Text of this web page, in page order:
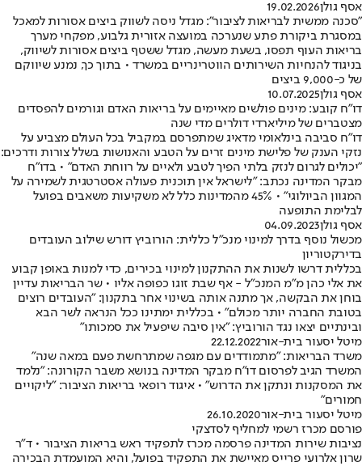
אסף גולן19.02.2026
"סכנה ממשית לבריאות לציבור": מגדל ניסה לשווק ביצים אסורות למאכל
במסגרת ביקורת פתע שנערכה במועצה אזורית גלבוע, מפקחי מערך
בריאות העוף תפסו, בשעת מעשה, מגדל ששטף ביצים אסורות לשיווק,
בניגוד להנחיות השירותים הווטרינריים במשרד • בתוך כך, נמנע שיווקם
של כ-9,000 ביצים
אסף גולן10.07.2025
דו"ח קובע: מינים פולשים מאיימים על בריאות האדם וגורמים להפסדים
מצטברים של מיליארדי דולרים מדי שנה
דו"ח סביבה בינלאומי מדאיג שמתפרסם במקביל בכל העולם מצביע על
נזקי הענק של פלישת מינים זרים על הטבע והאנושות בשלל צורות ודרכים:
"יכולים לגרום לנזק בלתי הפיך לטבע ולאיים על רווחת האדם" • בדו"ח
מבקר המדינה נכתב: "לישראל אין תוכנית פעולה אסטרטגית לשמירה על
המגוון הביולוגי" • 45% מהמדינות כלל לא משקיעות משאבים בפועל
לבלימת התופעה
אסף גולן04.09.2023
מכשול נוסף בדרך למינוי מנכ"ל כללית: הורוביץ דורש שילוב העובדים
בדירקטוריון
בכללית דרשו לשנות את ההתקנון למינוי בכירים, כדי למנות באופן קבוע
את אלי כהן מ"מ המנכ"ל - אף שבת זוגו כפופה אליו • שר הבריאות עדיין
בוחן את הבקשה, אך מתנה אותה בשינוי אחר בתקנון: "העובדים רוצים
בטובת החברה יותר מכולם" • בכללית ימתינו ככל הנראה לשר הבא
ובינתיים יצאו נגד הורוביץ: "אין סיבה שיפעיל את סמכותו"
מיטל יסעור בית-אור22.12.2022
משרד הבריאות: "מתמודדים עם מגפה שמתרחשת פעם במאה שנה"
המשרד הגיב לפרסום דו"ח מבקר המדינה בנושא משבר הקורונה: "נלמד
את המסקנות ונתקן את הדרוש" • איגוד רופאי בריאות הציבור: "ליקויים
חמורים"
מיטל יסעור בית-אור26.10.2020
פורסם מכרז רשמי למחליף לסדצקי
נציבות שירות המדינה פרסמה מכרז לתפקיד ראש בריאות הציבור • ד"ר
שרון אלרועי פרייס מאיישת את התפקיד בפועל, והיא המועמדת הבכירה